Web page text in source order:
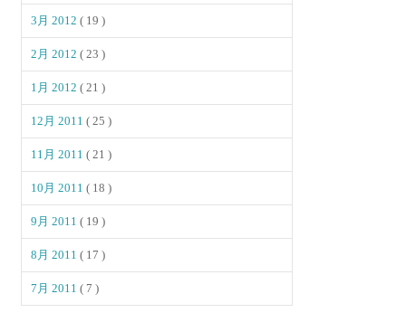
3月 2012( 19 )
2月 2012( 23 )
1月 2012( 21 )
12月 2011( 25 )
11月 2011( 21 )
10月 2011( 18 )
9月 2011( 19 )
8月 2011( 17 )
7月 2011( 7 )